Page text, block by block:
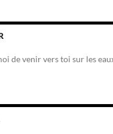
de venir vers toi sur les